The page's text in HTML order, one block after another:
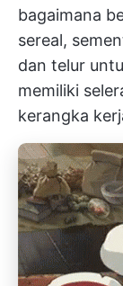
bagaimana
sereal,
dan telur
memiliki
kerangka